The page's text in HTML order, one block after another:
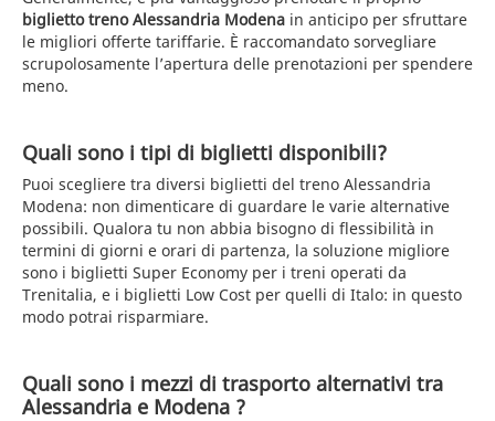
biglietto treno Alessandria Modena in anticipo per sfruttare
le migliori offerte tariffarie. È raccomandato sorvegliare
scrupolosamente l’apertura delle prenotazioni per spendere
meno.
Quali sono i tipi di biglietti disponibili?
Puoi scegliere tra diversi biglietti del treno Alessandria
Modena: non dimenticare di guardare le varie alternative
possibili. Qualora tu non abbia bisogno di flessibilità in
termini di giorni e orari di partenza, la soluzione migliore
sono i biglietti Super Economy per i treni operati da
Trenitalia, e i biglietti Low Cost per quelli di Italo: in questo
modo potrai risparmiare.
Quali sono i mezzi di trasporto alternativi tra
Alessandria e Modena ?